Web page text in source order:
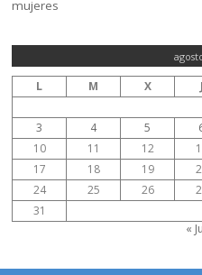
L M X J
3
4 5
10
11 12
17
18 19
24
25 26
31
«